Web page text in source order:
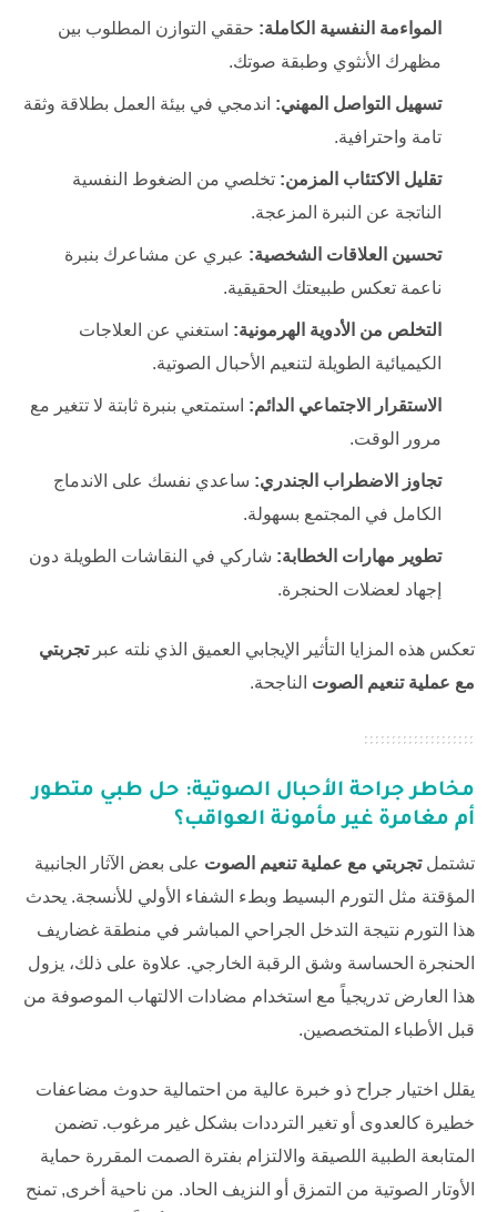
المواءمة النفسية الكاملة: حققي التوازن المطلوب بين
مظهرك الأنثوي وطبقة صوتك.
تسهيل التواصل المهني: اندمجي في بيئة العمل بطلاقة وثقة
تامة واحترافية.
تقليل الاكتئاب المزمن: تخلصي من الضغوط النفسية
الناتجة عن النبرة المزعجة.
تحسين العلاقات الشخصية: عبري عن مشاعرك بنبرة
ناعمة تعكس طبيعتك الحقيقية.
التخلص من الأدوية الهرمونية: استغني عن العلاجات
الكيميائية الطويلة لتنعيم الأحبال الصوتية.
الاستقرار الاجتماعي الدائم: استمتعي بنبرة ثابتة لا تتغير مع
مرور الوقت.
تجاوز الاضطراب الجندري: ساعدي نفسك على الاندماج
الكامل في المجتمع بسهولة.
تطوير مهارات الخطابة: شاركي في النقاشات الطويلة دون
إجهاد لعضلات الحنجرة.
تعكس هذه المزايا التأثير الإيجابي العميق الذي نلته عبرتجربتي
مع عملية تنعيم الصوت الناجحة.
مخاطر جراحة الأحبال الصوتية: حل طبي متطور
أم مغامرة غير مأمونة العواقب؟
تشتملتجربتي مع عملية تنعيم الصوت على بعض الآثار الجانبية
المؤقتة مثل التورم البسيط وبطء الشفاء الأولي للأنسجة. يحدث
هذا التورم نتيجة التدخل الجراحي المباشر في منطقة غضاريف
الحنجرة الحساسة وشق الرقبة الخارجي. علاوة على ذلك، يزول
هذا العارض تدريجياً مع استخدام مضادات الالتهاب الموصوفة من
قبل الأطباء المتخصصين.
يقلل اختيار جراح ذو خبرة عالية من احتمالية حدوث مضاعفات
خطيرة كالعدوى أو تغير الترددات بشكل غير مرغوب. تضمن
المتابعة الطبية اللصيقة والالتزام بفترة الصمت المقررة حماية
الأوتار الصوتية من التمزق أو النزيف الحاد. من ناحية أخرى, تمنح